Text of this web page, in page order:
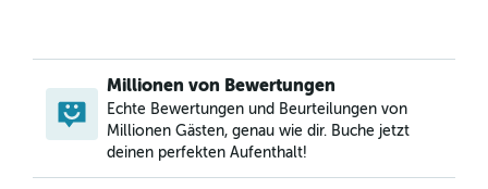
Millionen von Bewertungen
Echte Bewertungen und Beurteilungen von
Millionen Gästen, genau wie dir. Buche jetzt
deinen perfekten Aufenthalt!